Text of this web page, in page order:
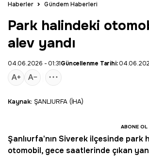
Haberler Gündem Haberleri
Park halindeki
alev yandı
04.06.2026 - 01:31Güncellenme Tarihi:
Kaynak: ŞANLIURFA (İHA)
ABONE OL
Şanlıurfa'nın Siverek ilçesinde park
otomobil, gece saatlerinde çıkan